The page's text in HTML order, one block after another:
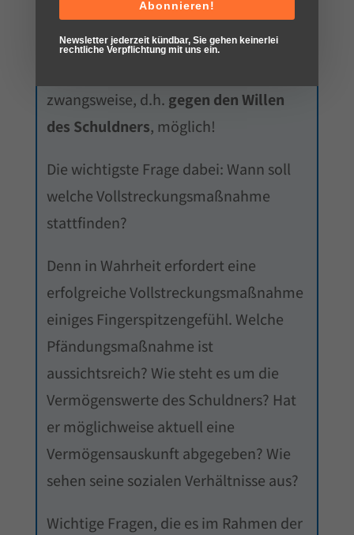
Schuldners aus der Gleichung
gestrichen und der Zugriff auf
zwangsweise, d.h. gegen den Willen
des Schuldners, möglich!
Die wichtigste Frage dabei: Wann soll
welche Vollstreckungsmaßnahme
stattfinden?
Denn in Wahrheit erfordert eine
erfolgreiche Vollstreckungsmaßnahme
einiges Fingerspitzengefühl. Welche
Pfändungsmaßnahme ist
aussichtsreich? Wie steht es um die
Vermögenswerte des Schuldners? Hat
er möglichweise aktuell eine
Vermögensauskunft abgegeben? Wie
sehen seine sozialen Verhältnisse aus?
Wichtige Fragen, die es im Rahmen der
Abonnieren!
Newsletter jederzeit kündbar, Sie gehen keinerlei
rechtliche Verpflichtung mit uns ein.